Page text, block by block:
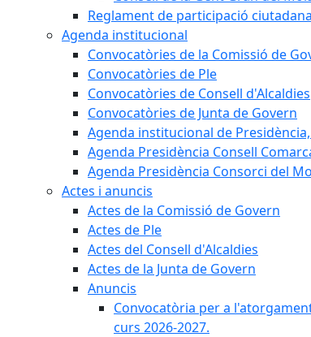
Reglament de participació ciutadana
Agenda institucional
Convocatòries de la Comissió de
Convocatòries de Ple
Convocatòries de Consell d'Alcaldies
Convocatòries de Junta de Govern
Agenda institucional de
Agenda Presidència Consell
Agenda Presidència Consorci del
Actes i anuncis
Actes de la Comissió de Govern
Actes de Ple
Actes del Consell d'Alcaldies
Actes de la Junta de Govern
Anuncis
Convocatòria per a
curs 2026-2027.